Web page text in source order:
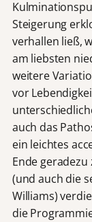
Steigerung
verhallen ließ,
am liebsten
weitere
vor
auch das
ein leichtes
Ende geradezu
(und auch die
Williams)
die